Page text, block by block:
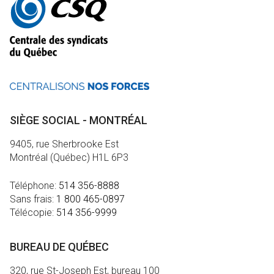
informations
SIÈGE SOCIAL - MONTRÉAL
9405, rue Sherbrooke Est
Montréal (Québec) H1L 6P3
Téléphone: 514 356-8888
Sans frais: 1 800 465-0897
Télécopie: 514 356-9999
BUREAU DE QUÉBEC
320, rue St-Joseph Est, bureau 100